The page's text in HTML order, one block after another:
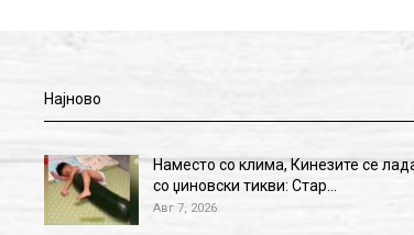
Најново
Наместо со клима, Кинезите се
со џиновски тикви: Стар…
Авг 7, 2026